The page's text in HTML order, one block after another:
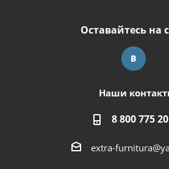
Оставайтесь на
Наши
8 800 775
extra-